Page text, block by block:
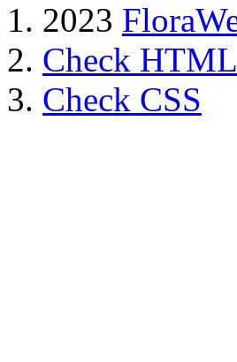
2023
Check
Check CSS